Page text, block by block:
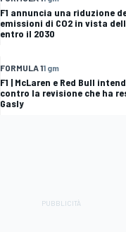
F1 annuncia una riduzione
emissioni di CO2 in vista
entro il 2030
FORMULA 11 gm
F1 | McLaren e Red Bull
contro la revisione che ha
Gasly